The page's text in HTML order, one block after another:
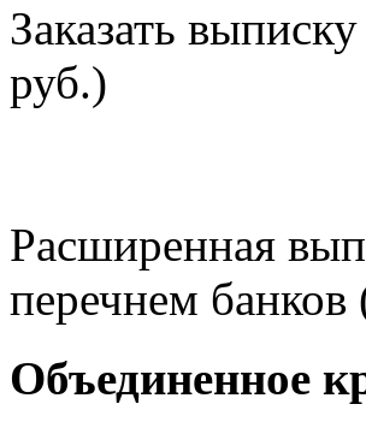
Заказать
руб.)
Расширенная
перечнем
Объединенное